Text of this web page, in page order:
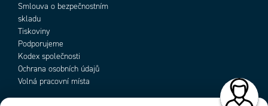
Smlouva o bezpečnostním
skladu
Tiskoviny
Podporujeme
Kodex společnosti
Ochrana osobních údajů
Volná pracovní místa